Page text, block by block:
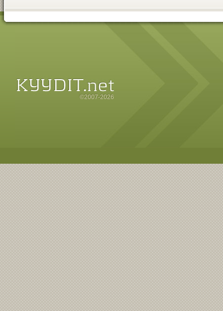
©2007-2026